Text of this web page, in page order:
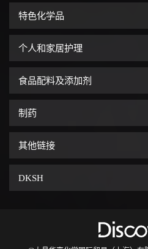
特色化学品
个人和家居护理
食品配料及添加剂
制药
其他链接
DKSH